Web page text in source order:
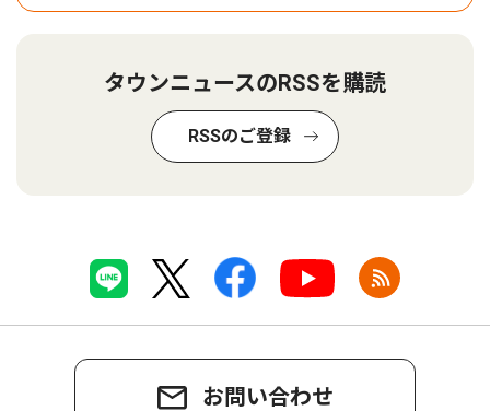
タウンニュースのRSSを購読
RSSのご登録
お問い合わせ